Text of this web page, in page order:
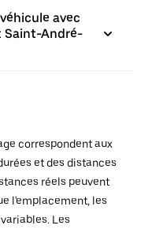
avec
Saint-André-
correspondent aux
et des distances
réels peuvent
l'emplacement, les
Les